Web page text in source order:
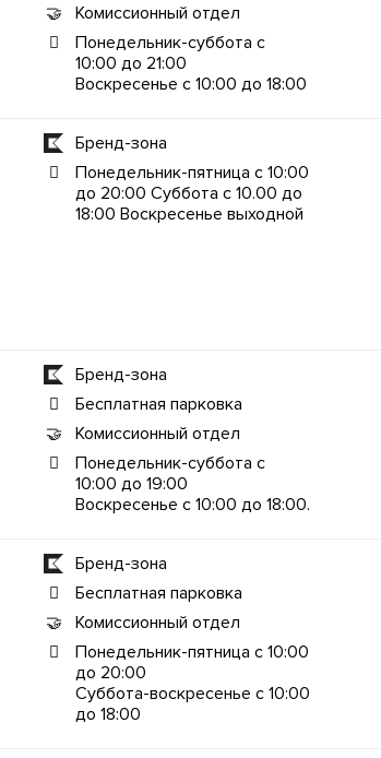
Комиссионный отдел
Понедельник-суббота с
10:00 до 21:00
Воскресенье с 10:00 до 18:00
Бренд-зона
Понедельник-пятница с 10:00
до 20:00 Суббота с 10.00 до
18:00 Воскресенье выходной
Бренд-зона
Бесплатная парковка
Комиссионный отдел
Понедельник-суббота с
10:00 до 19:00
Воскресенье с 10:00 до 18:00.
Бренд-зона
Бесплатная парковка
Комиссионный отдел
Понедельник-пятница с 10:00
до 20:00
Суббота-воскресенье с 10:00
до 18:00